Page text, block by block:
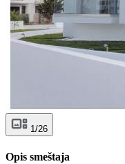
1/26
Opis smeštaja